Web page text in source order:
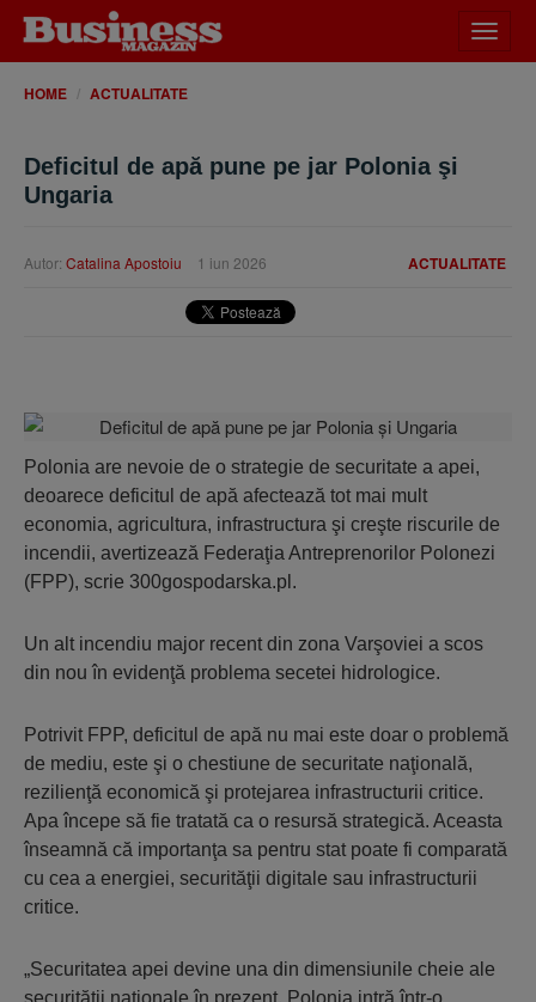
meniu
HOME ACTUALITATE
Deficitul de apă pune pe jar Polonia şi
Ungaria
ACTUALITATE
Autor: Catalina Apostoiu 1 iun 2026
Polonia are nevoie de o strategie de securitate a apei,
deoarece deficitul de apă afectează tot mai mult
economia, agricultura, infrastructura şi creşte riscurile de
incendii, avertizează Federaţia Antreprenorilor Polonezi
(FPP), scrie 300gospodarska.pl.
Un alt incendiu major recent din zona Varşoviei a scos
din nou în evidenţă problema secetei hidrologice.
Potrivit FPP, deficitul de apă nu mai este doar o problemă
de mediu, este şi o chestiune de securitate naţională,
rezilienţă economică şi protejarea infrastructurii critice.
Apa începe să fie tratată ca o resursă strategică. Aceasta
înseamnă că importanţa sa pentru stat poate fi comparată
cu cea a energiei, securităţii digitale sau infrastructurii
critice.
„Securitatea apei devine una din dimensiunile cheie ale
securităţii naţionale în prezent. Polonia intră într-o